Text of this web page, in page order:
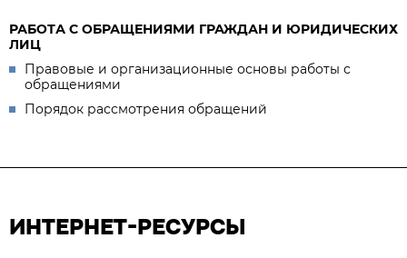
РАБОТА С ОБРАЩЕНИЯМИ ГРАЖДАН И ЮРИДИЧЕСКИХ
ЛИЦ
Правовые и организационные основы работы с
обращениями
Порядок рассмотрения обращений
ИНТЕРНЕТ-РЕСУРСЫ